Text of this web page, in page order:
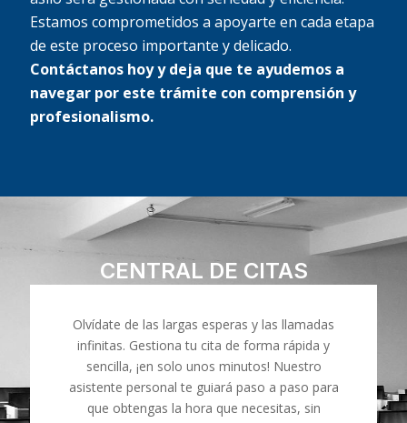
Estamos comprometidos a apoyarte en cada etapa
de este proceso importante y delicado.
Contáctanos hoy y deja que te ayudemos a
navegar por este trámite con comprensión y
profesionalismo.
CENTRAL DE CITAS
Olvídate de las largas esperas y las llamadas
infinitas. Gestiona tu cita de forma rápida y
sencilla, ¡en solo unos minutos! Nuestro
asistente personal te guiará paso a paso para
que obtengas la hora que necesitas, sin